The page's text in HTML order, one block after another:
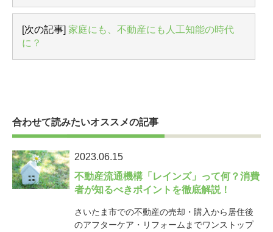
[次の記事] 家庭にも、不動産にも人工知能の時代
に？
合わせて読みたいオススメの記事
2023.06.15
不動産流通機構「レインズ」って何？消費
者が知るべきポイントを徹底解説！
さいたま市での不動産の売却・購入から居住後
のアフターケア・リフォームまでワンストップ